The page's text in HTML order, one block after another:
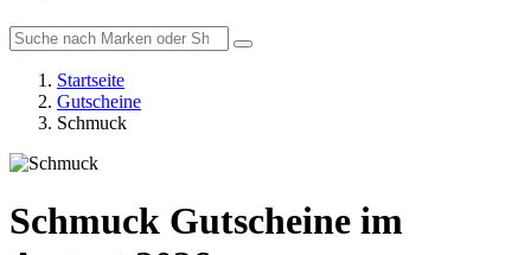
Startseite
Gutscheine
Schmuck
Schmuck Gutscheine im